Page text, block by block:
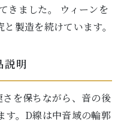
きました。 ウィーンを
製造を続けています。
説明
を保ちながら、音の後
す。D線は中音域の輪郭